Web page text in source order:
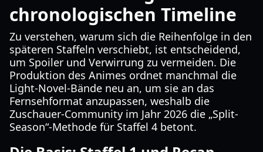
chronologischen Timeline
Zu verstehen, warum sich die Reihenfolge in den
späteren Staffeln verschiebt, ist entscheidend,
um Spoiler und Verwirrung zu vermeiden. Die
Produktion des Animes ordnet manchmal die
Light-Novel-Bände neu an, um sie an das
Fernsehformat anzupassen, weshalb die
Zuschauer-Community im Jahr 2026 die „Split-
Season“-Methode für Staffel 4 betont.